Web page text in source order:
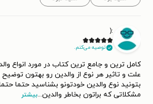
:(
توصیه می‌کنم.
کامل ترین و جامع ترین کتاب در مورد انواع
علت و تاثیر هر نوع از والدین رو بهتون
بتونید نوع والدین خودتونو بشناسید حتما
مشکلاتی که براتون بخاطر والدین...بیشتر